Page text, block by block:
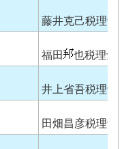
藤井克己税理士
福田 也税理士
井上省吾税理士
田畑昌彦税理士